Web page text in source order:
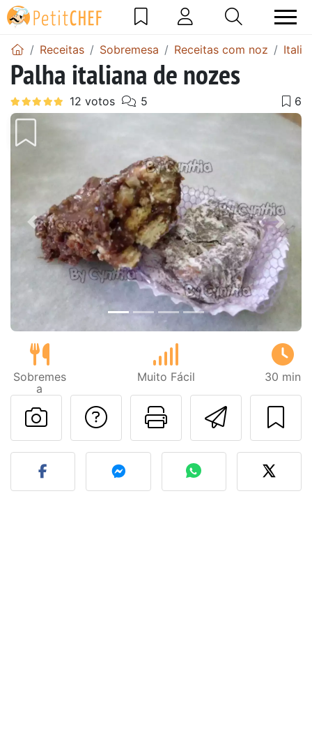
Receitas Sobremesa Receitas com noz
Palha italiana de nozes
Anterior Next
Sobremes
a
Muito Fácil 30 min
Imprima
Falar com o autor
Fez esta receita?